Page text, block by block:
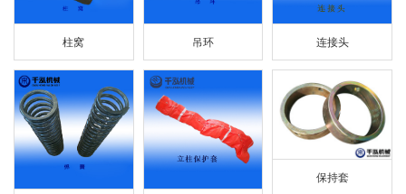
柱窝 吊环 连接头
保持套